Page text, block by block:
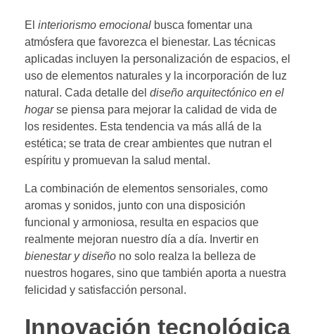
El interiorismo emocional busca fomentar una
atmósfera que favorezca el bienestar. Las técnicas
aplicadas incluyen la personalización de espacios, el
uso de elementos naturales y la incorporación de luz
natural. Cada detalle del diseño arquitectónico en el
hogarse piensa para mejorar la calidad de vida de
los residentes. Esta tendencia va más allá de la
estética; se trata de crear ambientes que nutran el
espíritu y promuevan la salud mental.
La combinación de elementos sensoriales, como
aromas y sonidos, junto con una disposición
funcional y armoniosa, resulta en espacios que
realmente mejoran nuestro día a día. Invertir en
bienestar y diseño no solo realza la belleza de
nuestros hogares, sino que también aporta a nuestra
felicidad y satisfacción personal.
Innovación tecnológica